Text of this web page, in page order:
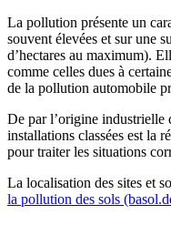
La pollution présente un
souvent élevées et sur une
d’hectares au maximum).
comme celles dues à
de la pollution automobile
De par l’origine
installations classées est la
pour traiter les situations
La localisation des sites et
la pollution des sols